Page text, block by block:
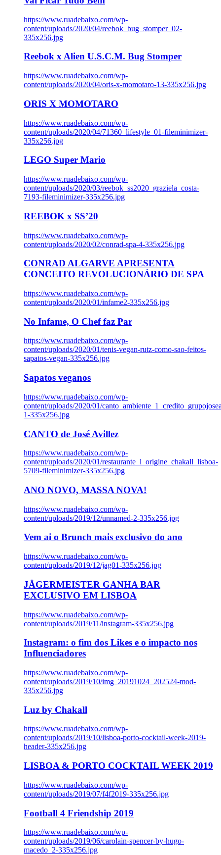
https://www.ruadebaixo.com/wp-
content/uploads/2020/04/reebok_bug_stomper_02-
335x256.jpg
Reebok x Alien U.S.C.M. Bug Stomper
https://www.ruadebaixo.com/wp-
content/uploads/2020/04/oris-x-momotaro-13-335x256.jpg
ORIS X MOMOTARO
https://www.ruadebaixo.com/wp-
content/uploads/2020/04/71360_lifestyle_01-fileminimizer-
335x256.jpg
LEGO Super Mario
https://www.ruadebaixo.com/wp-
content/uploads/2020/03/reebok_ss2020_graziela_costa-
7193-fileminimizer-335x256.jpg
REEBOK x SS’20
https://www.ruadebaixo.com/wp-
content/uploads/2020/02/conrad-spa-4-335x256.jpg
CONRAD ALGARVE APRESENTA
CONCEITO REVOLUCIONÁRIO DE SPA
https://www.ruadebaixo.com/wp-
content/uploads/2020/01/infame2-335x256.jpg
No Infame, O Chef faz Par
https://www.ruadebaixo.com/wp-
content/uploads/2020/01/tenis-vegan-rutz-como-sao-feitos-
sapatos-vegan-335x256.jpg
Sapatos veganos
https://www.ruadebaixo.com/wp-
content/uploads/2020/01/
1-335x256.jpg
CANTO de José Avillez
https://www.ruadebaixo.com/wp-
content/uploads/2020/01/restaurante_l_origine_chakall_lisboa-
5709-fileminimizer-335x256.jpg
ANO NOVO, MASSA NOVA!
https://www.ruadebaixo.com/wp-
content/uploads/2019/12/unnamed-2-335x256.jpg
Vem ai o Brunch mais exclusivo do ano
https://www.ruadebaixo.com/wp-
content/uploads/2019/12/jag01-335x256.jpg
JÄGERMEISTER GANHA BAR
EXCLUSIVO EM LISBOA
https://www.ruadebaixo.com/wp-
content/uploads/2019/11/instagram-335x256.jpg
Instagram: o fim dos Likes e o impacto nos
Influenciadores
https://www.ruadebaixo.com/wp-
content/uploads/2019/10/img_20191024_202524-mod-
335x256.jpg
Luz by Chakall
https://www.ruadebaixo.com/wp-
content/uploads/2019/10/lisboa-porto-cocktail-week-2019-
header-335x256.jpg
LISBOA & PORTO COCKTAIL WEEK 2019
https://www.ruadebaixo.com/wp-
content/uploads/2019/07/f4f2019-335x256.jpg
Football 4 Friendship 2019
https://www.ruadebaixo.com/wp-
content/uploads/2019/06/carolain-spencer-by-hugo-
macedo_2-335x256.jpg